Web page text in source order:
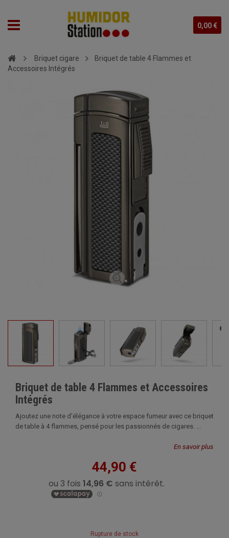
0,00 €
Briquet cigare
Briquet de table 4 Flammes et
Accessoires Intégrés
Briquet de table 4 Flammes et Accessoires
Intégrés
Ajoutez une note d'élégance à votre espace fumeur avec ce briquet
de table à 4 flammes, pensé pour les passionnés de cigares. ...
En savoir plus
44,90 €
Rupture de stock